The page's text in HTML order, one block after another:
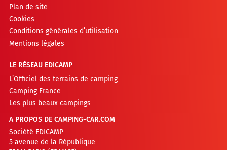
Plan de site
Cookies
Conditions générales d’utilisation
Mentions légales
LE RÉSEAU EDICAMP
L’Officiel des terrains de camping
Camping France
Les plus beaux campings
A PROPOS DE CAMPING-CAR.COM
Société EDICAMP
5 avenue de la République